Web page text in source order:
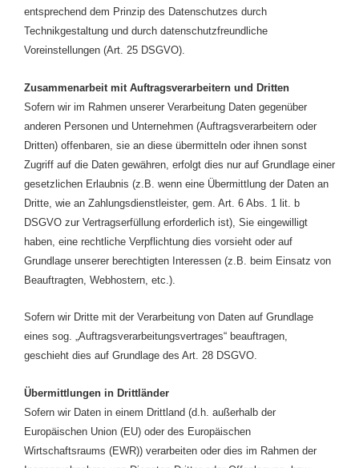
entsprechend dem Prinzip des Datenschutzes durch
Technikgestaltung und durch datenschutzfreundliche
Voreinstellungen (Art. 25 DSGVO).
Zusammenarbeit mit Auftragsverarbeitern und Dritten
Sofern wir im Rahmen unserer Verarbeitung Daten gegenüber
anderen Personen und Unternehmen (Auftragsverarbeitern oder
Dritten) offenbaren, sie an diese übermitteln oder ihnen sonst
Zugriff auf die Daten gewähren, erfolgt dies nur auf Grundlage einer
gesetzlichen Erlaubnis (z.B. wenn eine Übermittlung der Daten an
Dritte, wie an Zahlungsdienstleister, gem. Art. 6 Abs. 1 lit. b
DSGVO zur Vertragserfüllung erforderlich ist), Sie eingewilligt
haben, eine rechtliche Verpflichtung dies vorsieht oder auf
Grundlage unserer berechtigten Interessen (z.B. beim Einsatz von
Beauftragten, Webhostern, etc.).
Sofern wir Dritte mit der Verarbeitung von Daten auf Grundlage
eines sog. „Auftragsverarbeitungsvertrages“ beauftragen,
geschieht dies auf Grundlage des Art. 28 DSGVO.
Übermittlungen in Drittländer
Sofern wir Daten in einem Drittland (d.h. außerhalb der
Europäischen Union (EU) oder des Europäischen
Wirtschaftsraums (EWR)) verarbeiten oder dies im Rahmen der